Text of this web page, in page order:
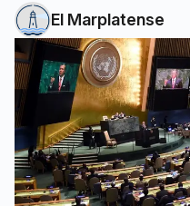
El Marplatense